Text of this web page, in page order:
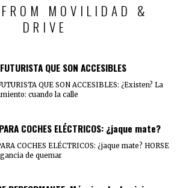
MOVILIDAD &
DRIVE
QUE SON ACCESIBLES
QUE SON ACCESIBLES: ¿Existen? La
cuando la calle
COCHES ELÉCTRICOS: ¿jaque mate?
COCHES ELÉCTRICOS: ¿jaque mate? HORSE
de quemar